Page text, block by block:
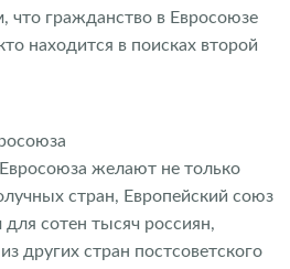
что гражданство в Евросоюзе
находится в поисках второй
желают не только
стран, Европейский союз
сотен тысяч россиян,
других стран постсоветского